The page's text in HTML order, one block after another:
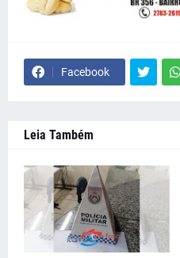
Facebook
Leia Também